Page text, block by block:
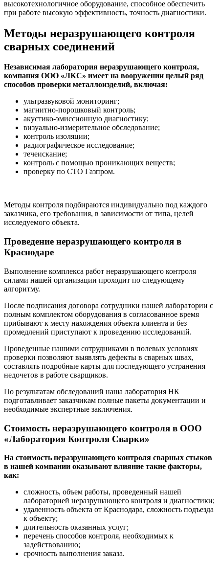
высокотехнологичное оборудование, способное обеспечить
при работе высокую эффективность, точность диагностики.
Методы неразрушающего контроля
сварных соединений
Независимая лаборатория неразрушающего контроля,
компания ООО «ЛКС» имеет на вооружении целый ряд
способов проверки металлоизделий, включая:
ультразвуковой мониторинг;
магнитно-порошковый контроль;
акустико-эмиссионную диагностику;
визуально-измерительное обследование;
контроль изоляции;
радиографическое исследование;
течеискание;
контроль с помощью проникающих веществ;
проверку по СТО Газпром.
Методы контроля подбираются индивидуально под каждого
заказчика, его требования, в зависимости от типа, целей
исследуемого объекта.
Проведение неразрушающего контроля в
Краснодаре
Выполнение комплекса работ неразрушающего контроля
силами нашей организации проходит по следующему
алгоритму.
После подписания договора сотрудники нашей лаборатории с
полным комплектом оборудования в согласованное время
прибывают к месту нахождения объекта клиента и без
промедлений приступают к проведению исследований.
Проведенные нашими сотрудниками в полевых условиях
проверки позволяют выявлять дефекты в сварных швах,
составлять подробные карты для последующего устранения
недочетов в работе сварщиков.
По результатам обследований наша лаборатория НК
подготавливает заказчикам полные пакеты документации и
необходимые экспертные заключения.
Стоимость неразрушающего контроля в ООО
«Лаборатория Контроля Сварки»
На стоимость неразрушающего контроля сварных стыков
в нашей компании оказывают влияние такие факторы,
как:
сложность, объем работы, проведенный нашей
лабораторией неразрушающего контроля и диагностики;
удаленность объекта от Краснодара, сложность подъезда
к объекту;
длительность оказанных услуг;
перечень способов контроля, необходимых к
задействованию;
срочность выполнения заказа.